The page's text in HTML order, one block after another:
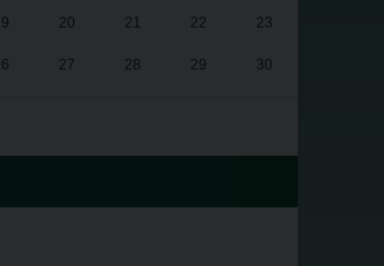
20 21 22 23
27 28 29 30